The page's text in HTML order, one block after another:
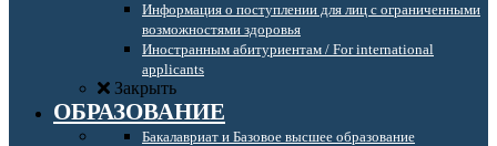
Информация о поступлении для лиц с ограниченными
возможностями здоровья
Иностранным абитуриентам / For international
applicants
Закрыть
ОБРАЗОВАНИЕ
Бакалавриат и Базовое высшее образование